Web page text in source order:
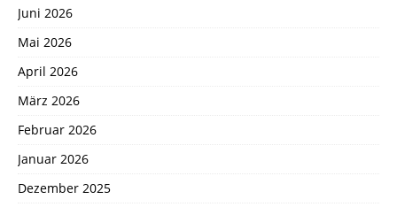
Juni 2026
Mai 2026
April 2026
März 2026
Februar 2026
Januar 2026
Dezember 2025